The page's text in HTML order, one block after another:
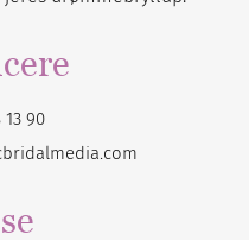
90